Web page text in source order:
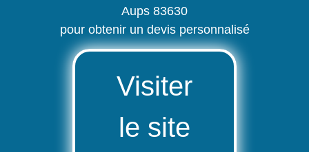
Aups 83630
pour obtenir un devis personnalisé
Visiter
le site